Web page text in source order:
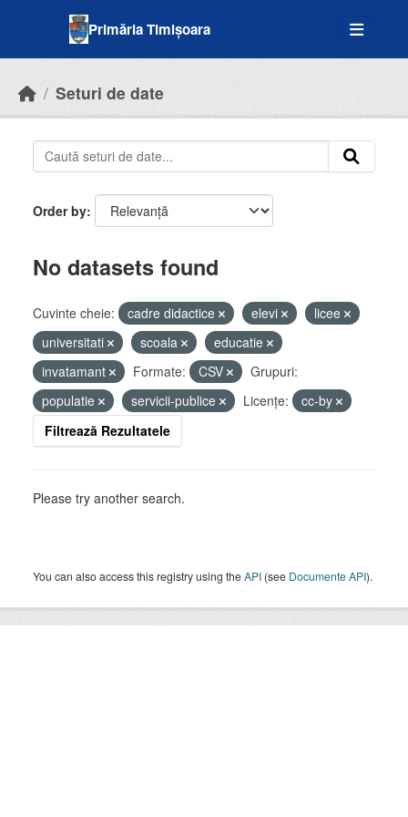
Primăria Timișoara
Seturi de date
Order by
No datasets found
Cuvinte cheie: cadre didactice elevi
licee
universitati
scoala
educatie
invatamant
Formate: CSV
Grupuri:
populatie
servicii-publice Licenţe:
cc-by
Filtrează Rezultatele
Please try another search.
You can also access this registry using theAPI (see Documente API).